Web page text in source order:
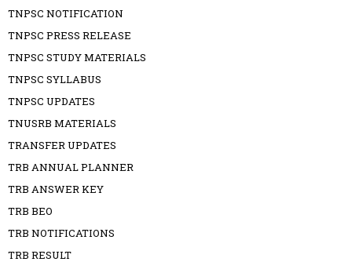
TNPSC NOTIFICATION
TNPSC PRESS RELEASE
TNPSC STUDY MATERIALS
TNPSC SYLLABUS
TNPSC UPDATES
TNUSRB MATERIALS
TRANSFER UPDATES
TRB ANNUAL PLANNER
TRB ANSWER KEY
TRB BEO
TRB NOTIFICATIONS
TRB RESULT